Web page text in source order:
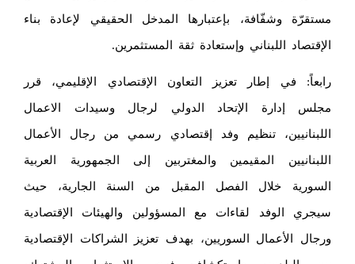
مستقرّة وشفّافة، بإعتبارها المدخل الحقيقي لإعادة بناء
الإقتصاد اللبناني وإستعادة ثقة المستثمرين.
رابعاً: في إطار تعزيز التعاون الإقتصادي الإقليمي، قرر
مجلس إدارة الإتحاد الدولي لرجال وسيدات الاعمال
اللبنانيين، تنظيم وفد إقتصادي رسمي من رجال الأعمال
اللبنانيين المقيمين والمغتربين إلى الجمهورية العربية
السورية خلال الفصل المقبل من السنة الجارية، حيث
سيجري الوفد لقاءات مع المسؤولين والهيئات الإقتصادية
ورجال الأعمال السوريين، بهدف تعزيز الشراكات الإقتصادية